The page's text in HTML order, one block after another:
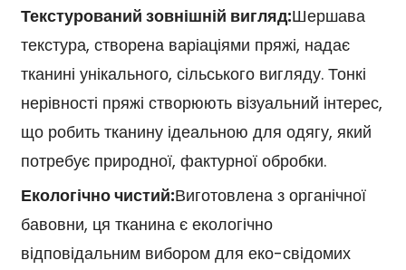
Текстурований зовнішній вигляд:Шершава
текстура, створена варіаціями пряжі, надає
тканині унікального, сільського вигляду. Тонкі
нерівності пряжі створюють візуальний інтерес,
що робить тканину ідеальною для одягу, який
потребує природної, фактурної обробки.
Екологічно чистий:Виготовлена з органічної
бавовни, ця тканина є екологічно
відповідальним вибором для еко-свідомих